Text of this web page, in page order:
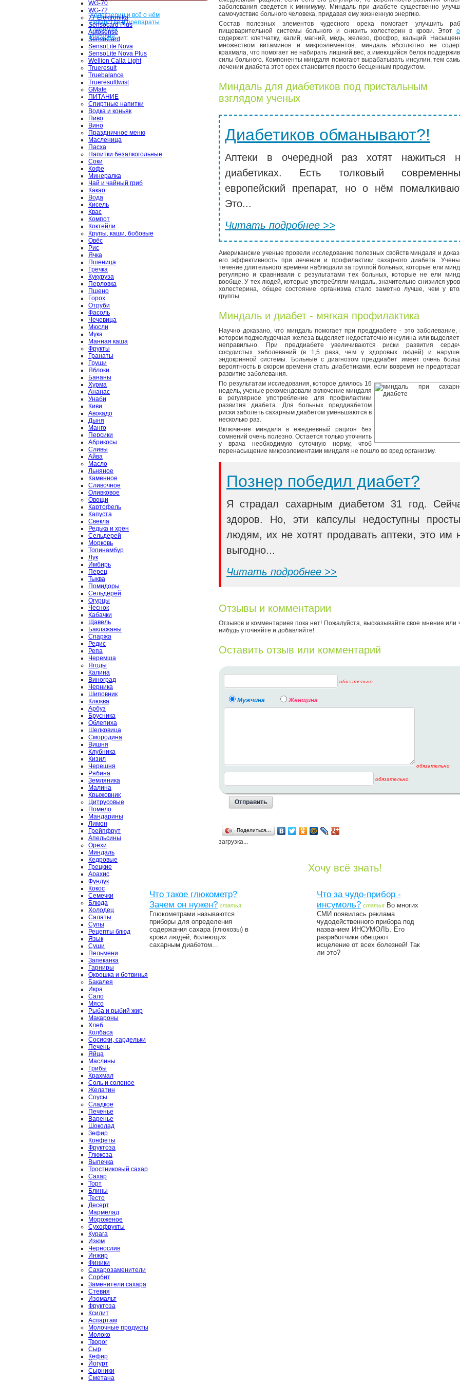
WG-70
WG-72
77 Elektronika
Sensocard Plus
Autosense
SensoCard
SensoLite Nova
SensoLite Nova Plus
Wellion Calla Light
Trueresult
Truebalance
Trueresulttwist
GMate
ПИТАНИЕ
Спиртные напитки
Водка и коньяк
Пиво
Вино
Праздничное меню
Масленица
Пасха
Напитки безалкогольные
Соки
Кофе
Минералка
Чай и чайный гриб
Какао
Вода
Кисель
Квас
Компот
Коктейли
Крупы, каши, бобовые
Овёс
Рис
Ячка
Пшеница
Гречка
Кукуруза
Перловка
Пшено
Горох
Отруби
Фасоль
Чечевица
Мюсли
Мука
Манная каша
Фрукты
Гранаты
Груши
Яблоки
Бананы
Хурма
Ананас
Унаби
Киви
Авокадо
Дыня
Манго
Персики
Абрикосы
Сливы
Айва
Масло
Льняное
Каменное
Сливочное
Оливковое
Овощи
Картофель
Капуста
Свекла
Редька и хрен
Сельдерей
Морковь
Топинамбур
Лук
Имбирь
Перец
Тыква
Помидоры
Сельдерей
Огурцы
Чеснок
Кабачки
Щавель
Баклажаны
Спаржа
Редис
Репа
Черемша
Ягоды
Калина
Виноград
Черника
Шиповник
Клюква
Арбуз
Брусника
Облепиха
Шелковица
Смородина
Вишня
Клубника
Кизил
Черешня
Рябина
Земляника
Малина
Крыжовник
Цитрусовые
Помело
Мандарины
Лимон
Грейпфрут
Апельсины
Орехи
Миндаль
Кедровые
Грецкие
Арахис
Фундук
Кокос
Семечки
Блюда
Холодец
Салаты
Супы
Рецепты блюд
Язык
Суши
Пельмени
Запеканка
Гарниры
Окрошка и ботвинья
Бакалея
Икра
Сало
Мясо
Рыба и рыбий жир
Макароны
Хлеб
Колбаса
Сосиски, сардельки
Печень
Яйца
Маслины
Грибы
Крахмал
Соль и соленое
Желатин
Соусы
Сладкое
Печенье
Варенье
Шоколад
Зефир
Конфеты
Фруктоза
Глюкоза
Выпечка
Тростниковый сахар
Сахар
Торт
Блины
Тесто
Десерт
Мармелад
Мороженое
Сухофрукты
Курага
Изюм
Чернослив
Инжир
Финики
Сахарозаменители
Сорбит
Заменители сахара
Стевия
Изомальт
Фруктоза
Ксилит
Аспартам
Молочные продукты
Молоко
Творог
Сыр
Кефир
Йогурт
Сырники
Сметана
Холестерин и всё о нём
Лекарства и препараты
Гликемия
Инсулин
заболевания сведется к минимуму. Миндаль при диабете существенно
самочувствие больного человека, придавая ему жизненную энергию.
Состав полезных элементов чудесного ореха помогает улучшить
пищеварительной системы больного и снизить холестерин в крови. Этот
содержит: клетчатку, калий, магний, медь, железо, фосфор, кальций.
множеством витаминов и микроэлементов, миндаль абсолютно не
крахмала, что помогает не набирать лишний вес, а имеющийся белок
силы больного. Компоненты миндаля помогают вырабатывать инсулин, тем
лечении диабета этот орех становится просто бесценным продуктом.
Миндаль для диабетиков под пристальным
взглядом ученых
Диабетиков обманывают?!
Аптеки в очередной раз хотят нажиться
диабетиках. Есть толковый
европейский препарат, но о нём
Это...
Читать подробнее >>
Американские ученые провели исследование полезных свойств миндаля и
его эффективность при лечении и профилактики сахарного диабета.
течение длительного времени наблюдали за группой больных, которые ели
регулярно и сравнивали с результатами тех больных, которые не ели
вообще. У тех людей, которые употребляли миндаль, значительно снизился
холестерина, общее состояние организма стало заметно лучше, чем у
группы.
Миндаль и диабет - мягкая профилактика
Научно доказано, что миндаль помогает при преддиабете - это заболевание,
котором поджелудочная железа выделяет недостаточно инсулина или выделяет
неправильно. При преддиабете увеличиваются риски развития
сосудистых заболеваний (в 1,5 раза, чем у здоровых людей) и
эндокринной системы. Больные с диагнозом преддиабет имеет очень
вероятность в скором времени стать диабетиками, если вовремя не
развитие заболевания.
По результатам исследования, которое длилось 16
недель, ученые рекомендовали включение миндаля
в регулярное употребление для профилактики
развития диабета. Для больных преддиабетом
риски заболеть сахарным диабетом уменьшаются в
несколько раз.
Включение миндаля в ежедневный рацион без
сомнений очень полезно. Остается только уточнить
у врача необходимую суточную норму, чтоб
перенасыщение микроэлементами миндаля не пошло во вред организму.
Познер победил диабет?
Я страдал сахарным диабетом 31 год.
здоров. Но, эти капсулы недоступны
людям, их не хотят продавать аптеки, это им
выгодно...
Читать подробнее >>
Отзывы и комментарии
Отзывов и комментариев пока нет! Пожалуйста, высказывайте свое мнение или
нибудь уточняйте и добавляйте!
Оставить отзыв или комментарий
обязательно
Мужчина Женщина
обязательно
обязательно
Поделиться…
загрузка...
Хочу всё знать!
Что такое глюкометр?
Зачем он нужен? статья
Глюкометрами называются
приборы для определения
содержания сахара (глюкозы) в
крови людей, болеющих
сахарным диабетом...
Что за чудо-прибор -
инсумоль? статья Во многих
СМИ появилась реклама
чудодейственного прибора под
названием ИНСУМОЛЬ. Его
разработчики обещают
исцеление от всех болезней! Так
ли это?